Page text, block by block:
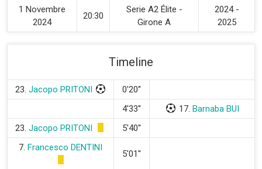
1 Novembre
2024
20:30
Serie A2 Élite -
Girone A
2024 -
2025
Timeline
23. Jacopo PRITONI
0'20''
4'33''
17. Barnaba BUI
23. Jacopo PRITONI
5'40''
7. Francesco DENTINI
5'01''